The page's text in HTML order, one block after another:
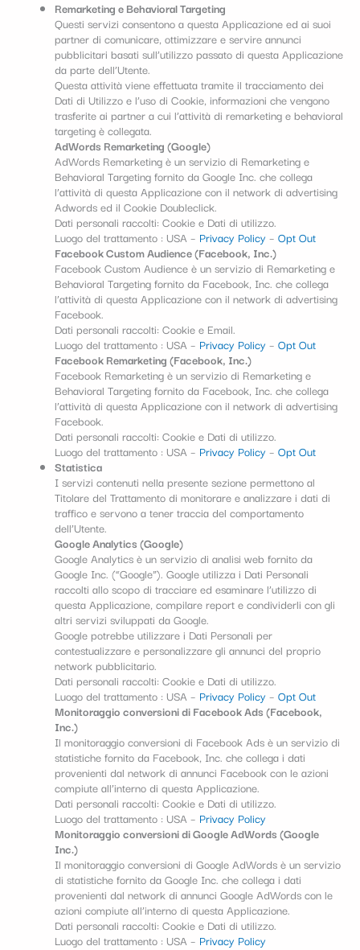
Remarketing e Behavioral Targeting
Questi servizi consentono a questa Applicazione ed ai suoi
partner di comunicare, ottimizzare e servire annunci
pubblicitari basati sull’utilizzo passato di questa Applicazione
da parte dell’Utente.
Questa attività viene effettuata tramite il tracciamento dei
Dati di Utilizzo e l’uso di Cookie, informazioni che vengono
trasferite ai partner a cui l’attività di remarketing e behavioral
targeting è collegata.
AdWords Remarketing (Google)
AdWords Remarketing è un servizio di Remarketing e
Behavioral Targeting fornito da Google Inc. che collega
l’attività di questa Applicazione con il network di advertising
Adwords ed il Cookie Doubleclick.
Dati personali raccolti: Cookie e Dati di utilizzo.
Luogo del trattamento : USA – Privacy Policy – Opt Out
Facebook Custom Audience (Facebook, Inc.)
Facebook Custom Audience è un servizio di Remarketing e
Behavioral Targeting fornito da Facebook, Inc. che collega
l’attività di questa Applicazione con il network di advertising
Facebook.
Dati personali raccolti: Cookie e Email.
Luogo del trattamento : USA – Privacy Policy – Opt Out
Facebook Remarketing (Facebook, Inc.)
Facebook Remarketing è un servizio di Remarketing e
Behavioral Targeting fornito da Facebook, Inc. che collega
l’attività di questa Applicazione con il network di advertising
Facebook.
Dati personali raccolti: Cookie e Dati di utilizzo.
Luogo del trattamento : USA – Privacy Policy – Opt Out
Statistica
I servizi contenuti nella presente sezione permettono al
Titolare del Trattamento di monitorare e analizzare i dati di
traffico e servono a tener traccia del comportamento
dell’Utente.
Google Analytics (Google)
Google Analytics è un servizio di analisi web fornito da
Google Inc. (“Google”). Google utilizza i Dati Personali
raccolti allo scopo di tracciare ed esaminare l’utilizzo di
questa Applicazione, compilare report e condividerli con gli
altri servizi sviluppati da Google.
Google potrebbe utilizzare i Dati Personali per
contestualizzare e personalizzare gli annunci del proprio
network pubblicitario.
Dati personali raccolti: Cookie e Dati di utilizzo.
Luogo del trattamento : USA – Privacy Policy – Opt Out
Monitoraggio conversioni di Facebook Ads (Facebook,
Inc.)
Il monitoraggio conversioni di Facebook Ads è un servizio di
statistiche fornito da Facebook, Inc. che collega i dati
provenienti dal network di annunci Facebook con le azioni
compiute all’interno di questa Applicazione.
Dati personali raccolti: Cookie e Dati di utilizzo.
Luogo del trattamento : USA – Privacy Policy
Monitoraggio conversioni di Google AdWords (Google
Inc.)
Il monitoraggio conversioni di Google AdWords è un servizio
di statistiche fornito da Google Inc. che collega i dati
provenienti dal network di annunci Google AdWords con le
azioni compiute all’interno di questa Applicazione.
Dati personali raccolti: Cookie e Dati di utilizzo.
Luogo del trattamento : USA – Privacy Policy